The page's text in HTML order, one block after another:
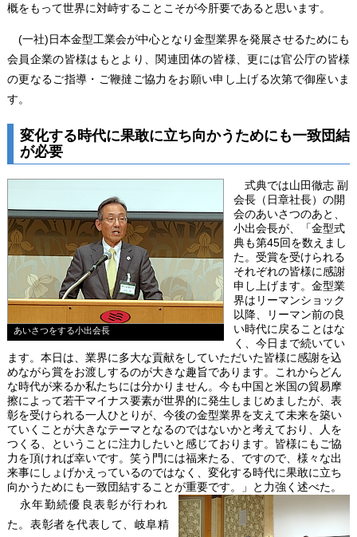
概をもって世界に対峙することこそが今肝要であると思います。
(一社)日本金型工業会が中心となり金型業界を発展させるためにも
会員企業の皆様はもとより、関連団体の皆様、更には官公庁の皆様
の更なるご指導・ご鞭撻ご協力をお願い申し上げる次第で御座いま
す。
変化する時代に果敢に立ち向かうためにも一致団結
が必要
あいさつをする小出会長
式典では山田徹志 副
会長（日章社長）の開
会のあいさつのあと、
小出会長が、「金型式
典も第45回を数えまし
た。受賞を受けられる
それぞれの皆様に感謝
申し上げます。金型業
界はリーマンショック
以降、リーマン前の良
い時代に戻ることはな
く、今日まで続いてい
ます。本日は、業界に多大な貢献をしていただいた皆様に感謝を込
めながら賞をお渡しするのが大きな趣旨であります。これからどん
な時代が来るか私たちには分かりません。今も中国と米国の貿易摩
擦によって若干マイナス要素が世界的に発生しまじめましたが、表
彰を受けられる一人ひとりが、今後の金型業界を支えて未来を築い
ていくことが大きなテーマとなるのではないかと考えており、人を
つくる、ということに注力したいと感じております。皆様にもご協
力を頂ければ幸いです。笑う門には福来たる、ですので、様々な出
来事にしょげかえっているのではなく、変化する時代に果敢に立ち
向かうためにも一致団結することが重要です。」と力強く述べた。
永年勤続優良表彰が行われ
た。表彰者を代表して、岐阜精